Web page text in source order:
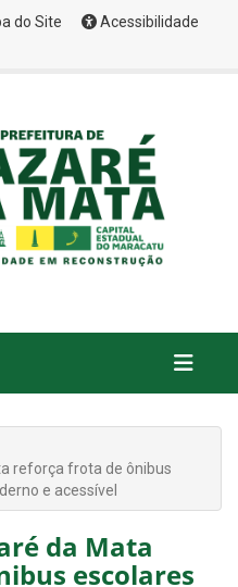
do Site
Acessibilidade
reforça frota de ônibus
e acessível
da Mata
escolares